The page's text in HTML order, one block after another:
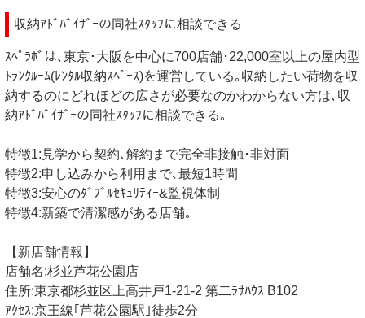
収納ｱﾄﾞﾊﾞｲｻﾞｰの同社ｽﾀｯﾌに相談できる
ｽﾍﾟﾗﾎﾞは､東京･大阪を中心に700店舗･22,000室以上の屋内型
ﾄﾗﾝｸﾙｰﾑ(ﾚﾝﾀﾙ収納ｽﾍﾟｰｽ)を運営している｡収納したい荷物を収
納するのにどれほどの広さが必要なのかわからない方は､収
納ｱﾄﾞﾊﾞｲｻﾞｰの同社ｽﾀｯﾌに相談できる｡
特徴1:見学から契約､解約まで完全非接触･非対面
特徴2:申し込みから利用まで､最短1時間
特徴3:安心のﾀﾞﾌﾞﾙｾｷｭﾘﾃｨｰ&監視体制
特徴4:新築で清潔感がある店舗｡
【新店舗情報】
店舗名:杉並芦花公園店
住所:東京都杉並区上高井戸1-21-2 第二ﾗｻﾊｳｽ B102
ｱｸｾｽ:京王線｢芦花公園駅｣徒歩2分